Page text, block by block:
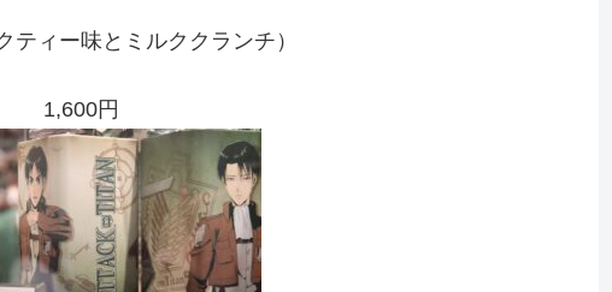
ティー味とミルククランチ）
1,600円